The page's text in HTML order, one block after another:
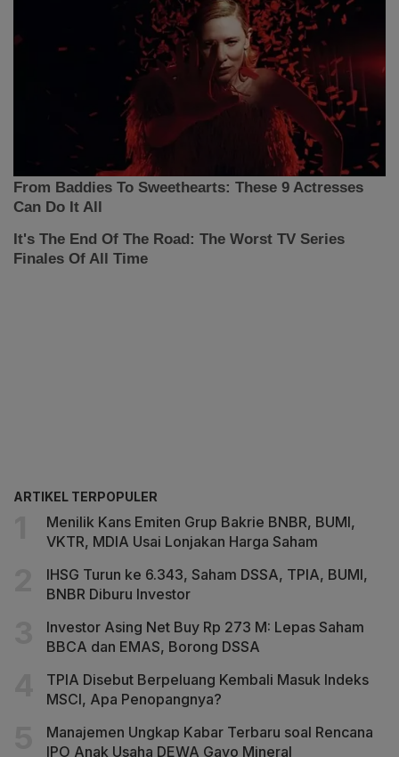
ARTIKEL TERPOPULER
Menilik Kans Emiten Grup Bakrie BNBR, BUMI,
VKTR, MDIA Usai Lonjakan Harga Saham
IHSG Turun ke 6.343, Saham DSSA, TPIA, BUMI,
BNBR Diburu Investor
Investor Asing Net Buy Rp 273 M: Lepas Saham
BBCA dan EMAS, Borong DSSA
TPIA Disebut Berpeluang Kembali Masuk Indeks
MSCI, Apa Penopangnya?
Manajemen Ungkap Kabar Terbaru soal Rencana
IPO Anak Usaha DEWA Gayo Mineral